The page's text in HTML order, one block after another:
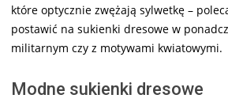
które optycznie zwężają sylwetkę –
postawić na sukienki dresowe w
militarnym czy z motywami kwiatowymi.
Modne sukienki dresowe